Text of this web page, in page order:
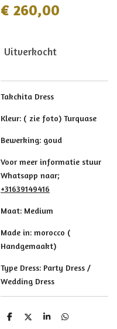
€ 260,00
Uitverkocht
Takchita Dress
Kleur: ( zie foto) Turquase
Bewerking: goud
Voor meer informatie stuur
Whatsapp naar;
+31639149416
Maat: Medium
Made in: morocco (
Handgemaakt)
Type Dress: Party Dress /
Wedding Dress
D
D
S
D